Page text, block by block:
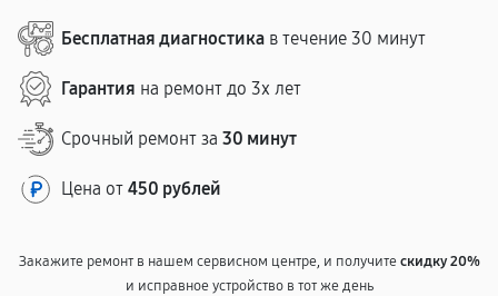
Бесплатная диагностика в течение 30 минут
Гарантия на ремонт до 3х лет
Срочный ремонт за 30 минут
Цена от 450 рублей
Закажите ремонт в нашем сервисном центре, и получитескидку 20%
и исправное устройство в тот же день